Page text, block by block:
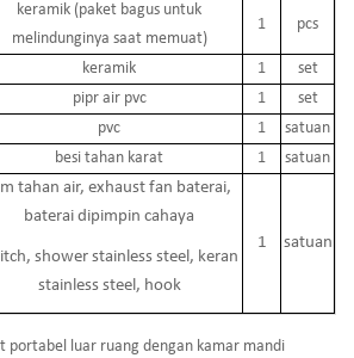
keramik (paket bagus untuk
melindunginya saat memuat)
1 pcs
keramik 1
set
pipr air pvc 1
set
pvc 1
satuan
besi tahan karat 1 satuan
tahan air, exhaust fan baterai,
baterai dipimpin cahaya
shower stainless steel, keran
stainless steel, hook
1 satuan
portabel luar ruang dengan kamar mandi